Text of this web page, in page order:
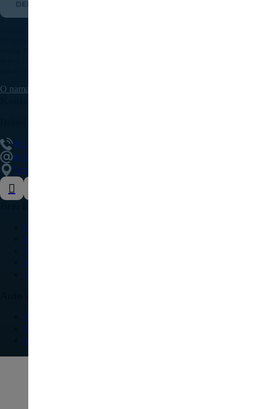
O nama
O nama
Galerija
Najčešća pitanja
Kontakt
Blog
Pežo
Citroen
Modeli vozila
062/307-407
info@delovipezocitroen.rs
Vrbovačka bb, 11564, Vrbovno